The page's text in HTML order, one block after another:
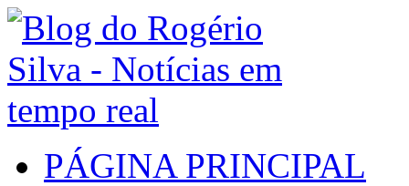
PÁGINA PRINCIPAL